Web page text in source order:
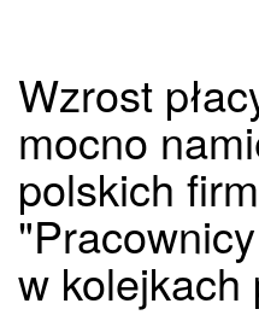
Wzrost
mocno
polskich
w kolejkach